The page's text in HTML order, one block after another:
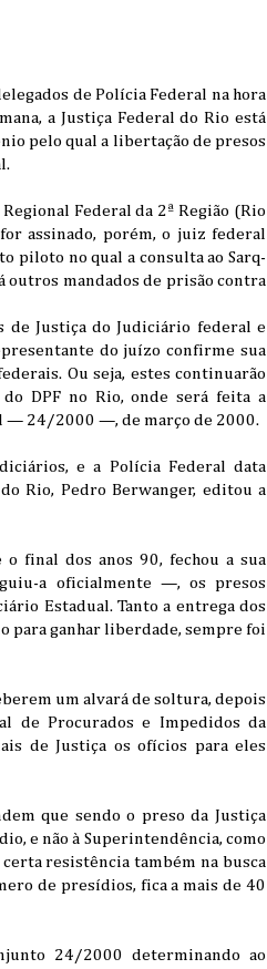
de Polícia Federal na hora
a Justiça Federal do Rio está
pelo qual a libertação de presos
Federal da 2ª Região (Rio
assinado, porém, o juiz federal
piloto no qual a consulta ao Sarq-
mandados de prisão contra
Justiça do Judiciário federal e
do juízo confirme sua
Ou seja, estes continuarão
DPF no Rio, onde será feita a
— 24/2000 —, de março de 2000.
e a Polícia Federal data
Rio, Pedro Berwanger, editou a
o final dos anos 90, fechou a sua
a oficialmente —, os presos
Estadual. Tanto a entrega dos
para ganhar liberdade, sempre foi
um alvará de soltura, depois
de Procurados e Impedidos da
de Justiça os ofícios para eles
que sendo o preso da Justiça
e não à Superintendência, como
resistência também na busca
de presídios, fica a mais de 40
24/2000 determinando ao